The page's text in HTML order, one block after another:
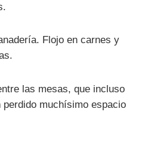
Flojo en carnes y
las mesas, que incluso
muchísimo espacio